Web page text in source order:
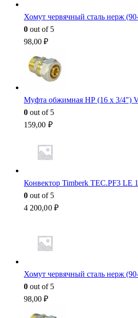
Хомут червячный сталь нерж
0 out of 5
98,00₽
Муфта обжимная НР (16 x 3/4")
0 out of 5
159,00 ₽
Конвектор Timberk TEC.PF3 LE
0 out of 5
4 200,00 ₽
Хомут червячный сталь нерж
0 out of 5
98,00₽